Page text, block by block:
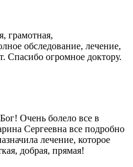
грамотная,
обследование, лечение,
Спасибо огромное доктору.
Очень болело все в
Сергеевна все подробно
лечение, которое
добрая, прямая!